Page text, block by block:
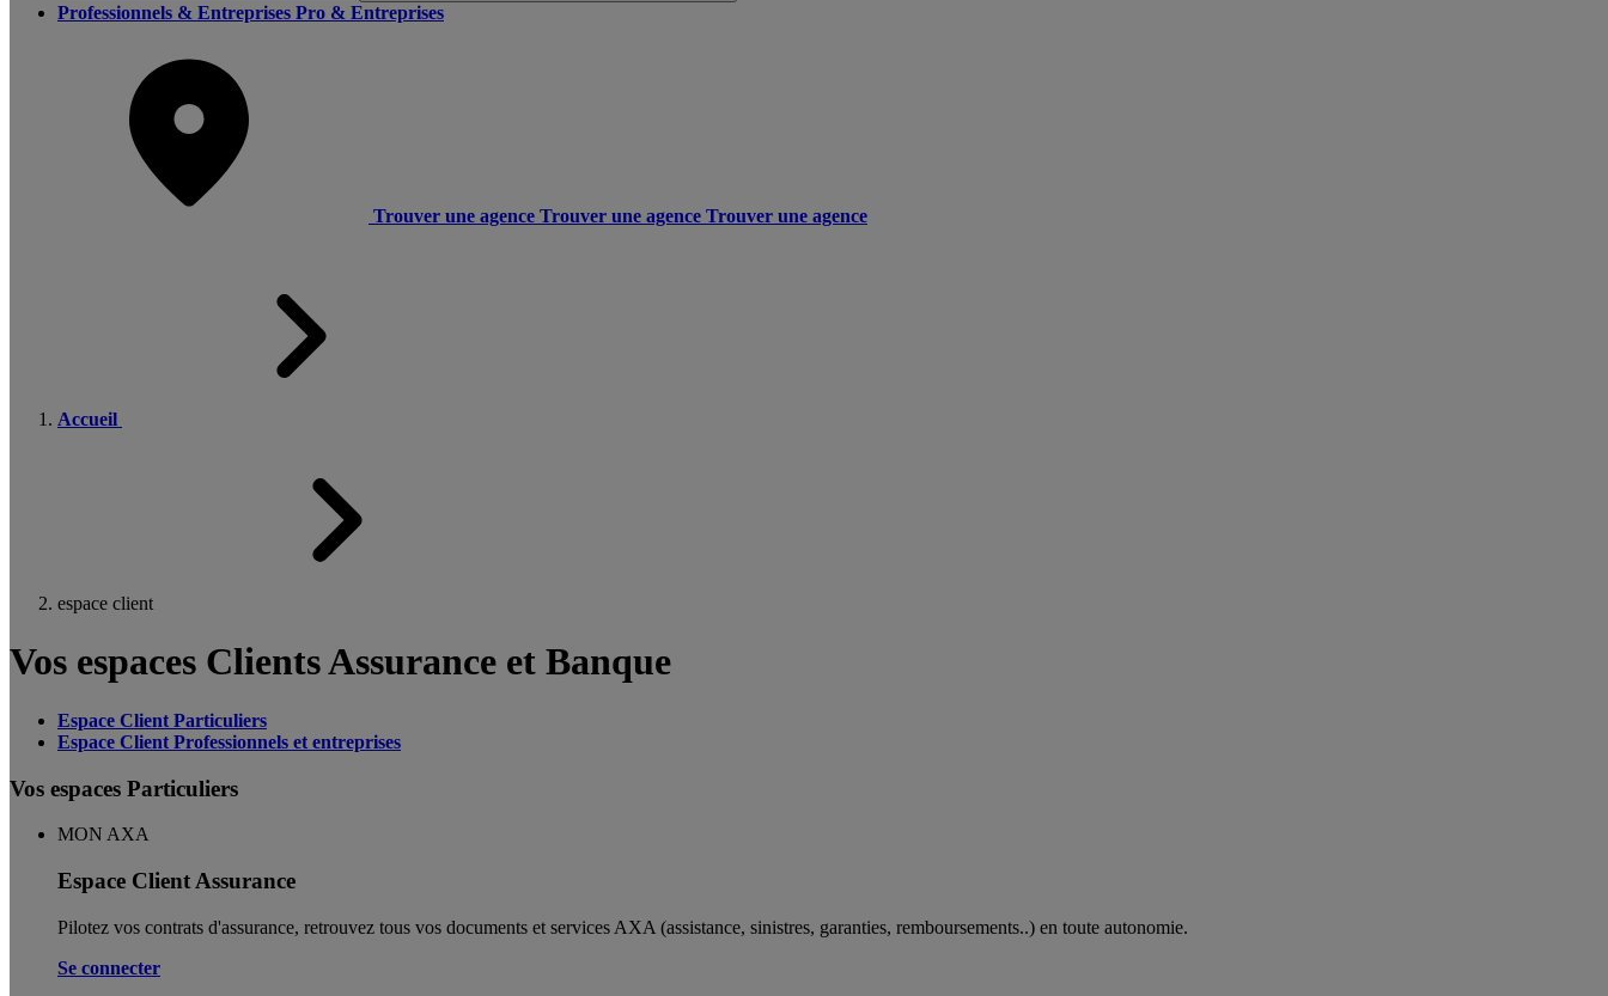
Professionnels & Entreprises Pro & Entreprises
Trouver une agence Trouver une agence Trouver une agence
Accueil
espace client
Vos espaces Clients Assurance et Banque
Espace Client Particuliers
Espace Client Professionnels et entreprises
Vos espaces Particuliers
MON AXA
Espace Client Assurance
Pilotez vos contrats d'assurance, retrouvez tous vos documents et services AXA (assistance, sinistres, garanties, remboursements..) en toute autonomie. ​
Se connecter